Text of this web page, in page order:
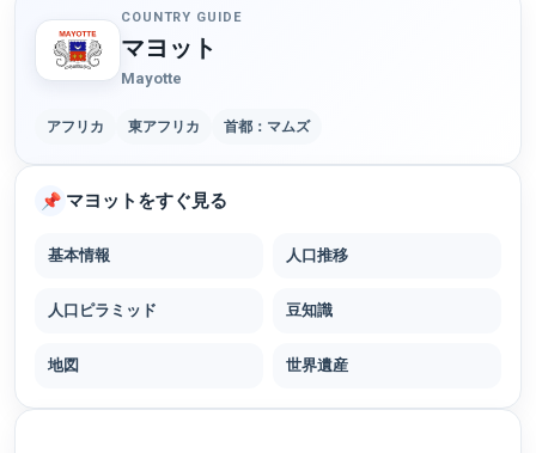
COUNTRY GUIDE
マヨット
Mayotte
アフリカ 東アフリカ 首都：マムズ
📌 マヨットをすぐ見る
基本情報 人口推移
人口ピラミッド 豆知識
地図 世界遺産